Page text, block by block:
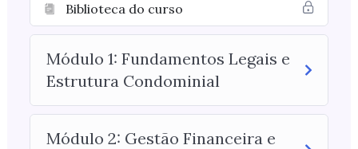
Biblioteca do curso
Módulo 1: Fundamentos Legais e
Estrutura Condominial
Módulo 2: Gestão Financeira e